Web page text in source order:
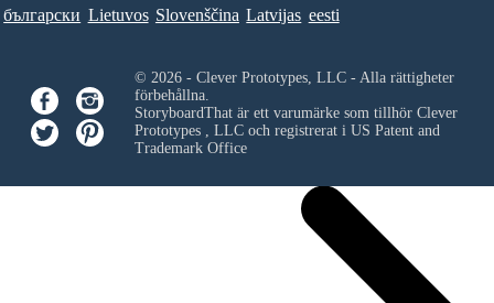
български Lietuvos Slovenščina Latvijas eesti
© 2026 - Clever Prototypes, LLC - Alla rättigheter
förbehållna.
StoryboardThat är ett varumärke som tillhör Clever
Prototypes , LLCoch registrerat i US Patent and
Trademark Office